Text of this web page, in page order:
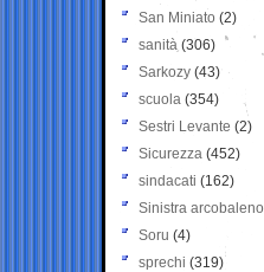
San Miniato (2)
sanità (306)
Sarkozy (43)
scuola (354)
Sestri Levante (2)
Sicurezza (452)
sindacati (162)
Sinistra arcobaleno
Soru (4)
sprechi (319)